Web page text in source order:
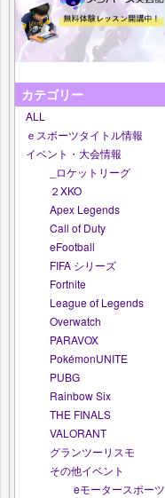
カテゴリー
ALL
ｅスポーツタイトル情報
イベント・大会情報
_ロケットリーグ
２XKO
Apex Legends
Call of Duty
eFootball
FIFA シリーズ
Fortnite
League of Legends
Overwatch
PARAVOX
PokémonUNITE
PUBG
Rainbow Six
THE FINALS
VALORANT
グランツーリスモ
その他イベント
eモータースポーツ